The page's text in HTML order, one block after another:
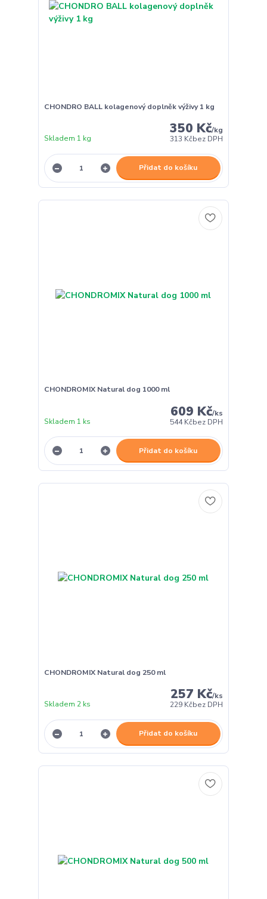
CHONDRO BALL kolagenový doplněk výživy 1 kg
350 Kč/kg
313 Kčbez DPH
Skladem 1 kg
Přidat do košíku
CHONDROMIX Natural dog 1000 ml
609 Kč/ks
544 Kčbez DPH
Skladem 1 ks
Přidat do košíku
CHONDROMIX Natural dog 250 ml
257 Kč/ks
229 Kčbez DPH
Skladem 2 ks
Přidat do košíku